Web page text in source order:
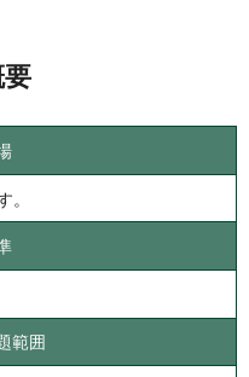
。
範囲